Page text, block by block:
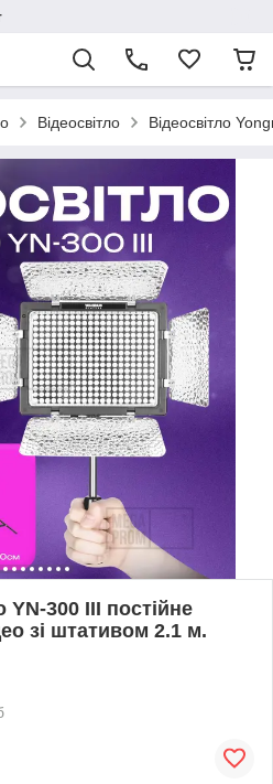
Відеосвітло Відеосвітло
YN-300 III постійне
зі штативом 2.1 м.